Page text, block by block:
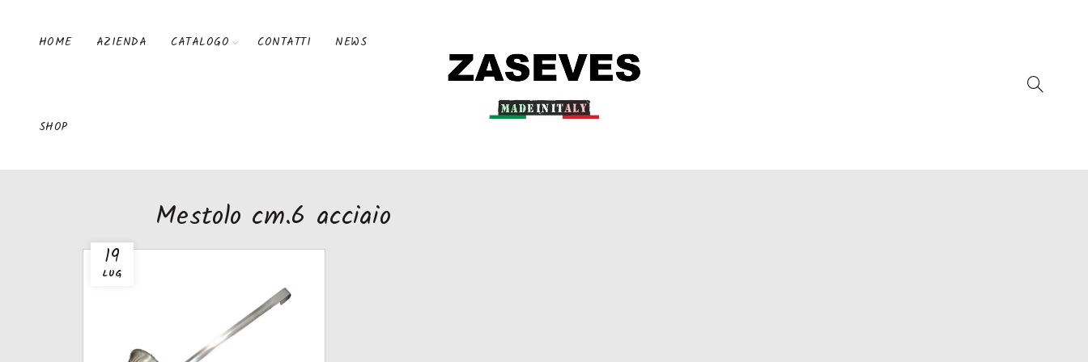
HOME AZIENDA CATALOGO CONTATTI NEWS
SHOP
19
LUG
Mestolo cm.6 acciaio